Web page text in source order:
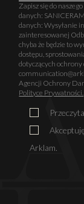
Zapisz się do
danych:
danych: Wysyłanie
zainteresowanej
chyba że będzie to
dostępu,
dotyczących
Agencji Ochrony
Polityce Prywatności.
Arklam.